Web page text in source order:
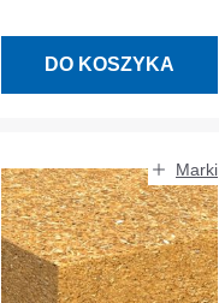
DO KOSZYKA
Marki